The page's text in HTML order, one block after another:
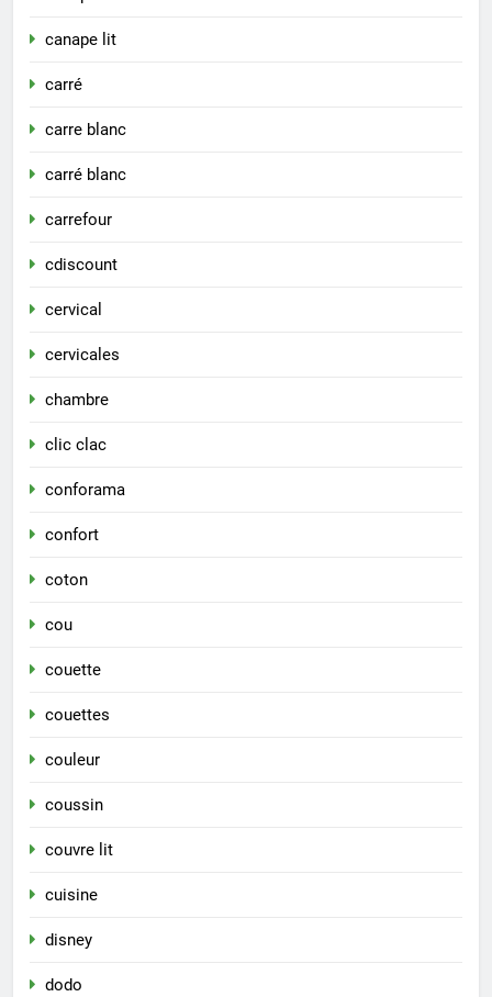
canape lit
carré
carre blanc
carré blanc
carrefour
cdiscount
cervical
cervicales
chambre
clic clac
conforama
confort
coton
cou
couette
couettes
couleur
coussin
couvre lit
cuisine
disney
dodo